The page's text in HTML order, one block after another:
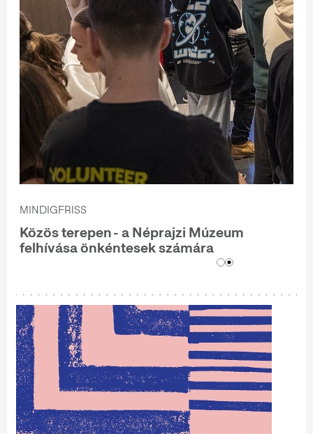
MINDIGFRISS
Közös terepen - a Néprajzi Múzeum
felhívása önkéntesek számára